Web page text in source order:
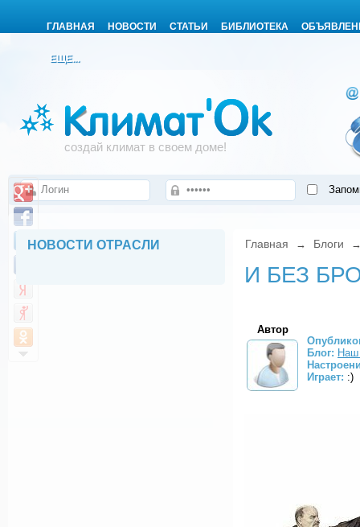
ГЛАВНАЯ НОВОСТИ СТАТЬИ БИБЛИОТЕКА
ЕЩЕ...
создай климат в своем доме!
НОВОСТИ ОТРАСЛИ Главная → Блоги
И БЕЗ
Автор
Блог:
Играет: :)